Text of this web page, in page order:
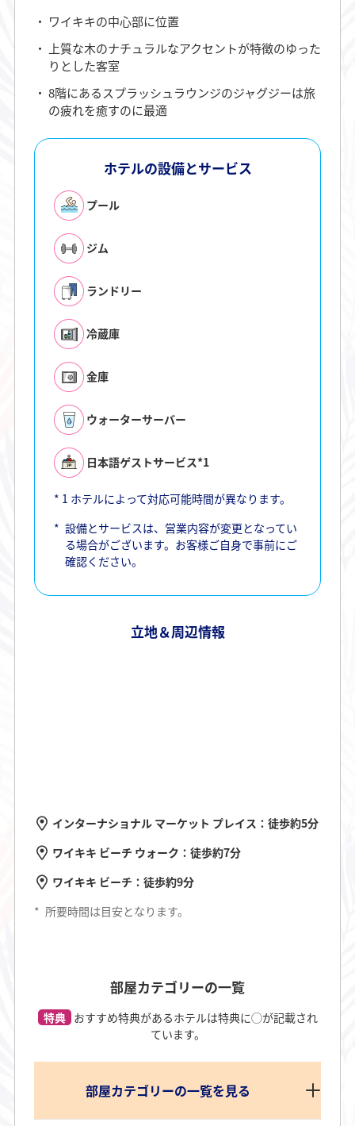
ワイキキの中心部に位置
上質な木のナチュラルなアクセントが特徴のゆった
りとした客室
8階にあるスプラッシュラウンジのジャグジーは旅
の疲れを癒すのに最適
ホテルの設備とサービス
プール
ジム
ランドリー
冷蔵庫
金庫
ウォーターサーバー
日本語ゲストサービス*1
* 1 ホテルによって対応可能時間が異なります。
* 設備とサービスは、営業内容が変更となってい
る場合がございます。お客様ご自身で事前にご
確認ください。
立地＆周辺情報
インターナショナル マーケット プレイス：徒歩約5分
ワイキキ ビーチ ウォーク：徒歩約7分
ワイキキ ビーチ：徒歩約9分
* 所要時間は目安となります。
部屋カテゴリーの一覧
特典 おすすめ特典があるホテルは特典に◯が記載され
ています。
部屋カテゴリーの一覧を見る